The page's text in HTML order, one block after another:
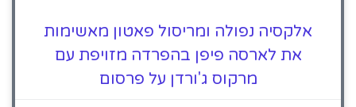
אלקסיה נפולה ומריסול פאטון מאשימות
את לארסה פיפן בהפרדה מזויפת עם
מרקוס ג'ורדן על פרסום